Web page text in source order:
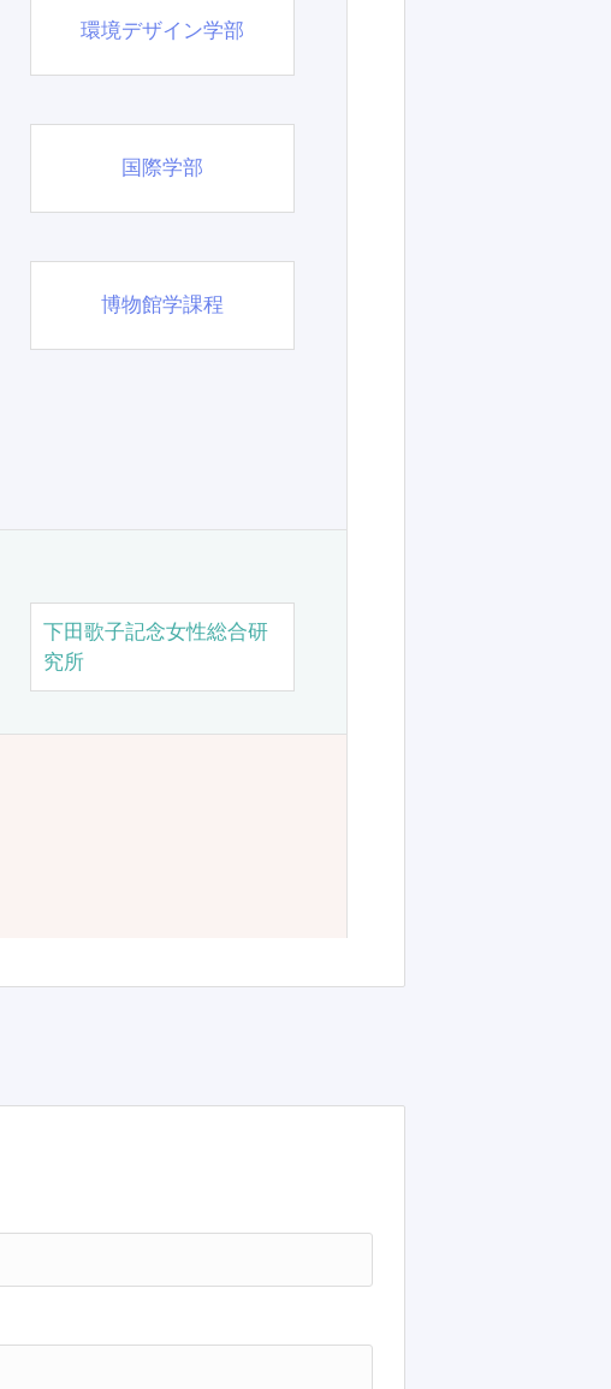
環境デザイン学部
国際学部
博物館学課程
下田歌子記念女性総合研
究所